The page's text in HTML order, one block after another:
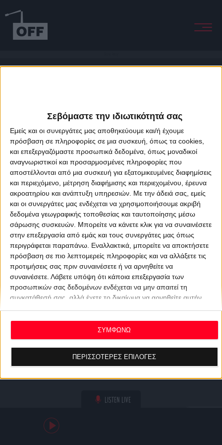
Σεβόμαστε την ιδιωτικότητά σας
Εμείς και οι συνεργάτες μας αποθηκεύουμε και/ή έχουμε
πρόσβαση σε πληροφορίες σε μια συσκευή, όπως τα cookies,
και επεξεργαζόμαστε προσωπικά δεδομένα, όπως μοναδικοί
αναγνωριστικοί και προσαρμοσμένες πληροφορίες που
αποστέλλονται από μια συσκευή για εξατομικευμένες διαφημίσεις
και περιεχόμενο, μέτρηση διαφήμισης και περιεχομένου, έρευνα
ακροατηρίου και ανάπτυξη υπηρεσιών. Με την άδειά σας, εμείς
και οι συνεργάτες μας ενδέχεται να χρησιμοποιήσουμε ακριβή
δεδομένα γεωγραφικής τοποθεσίας και ταυτοποίησης μέσω
σάρωσης συσκευών. Μπορείτε να κάνετε κλικ για να συναινέσετε
στην επεξεργασία από εμάς και τους συνεργάτες μας όπως
περιγράφεται παραπάνω. Εναλλακτικά, μπορείτε να αποκτήσετε
πρόσβαση σε πιο λεπτομερείς πληροφορίες και να αλλάξετε τις
προτιμήσεις σας πριν συναινέσετε ή να αρνηθείτε να
συναινέσετε. Λάβετε υπόψη ότι κάποια επεξεργασία των
προσωπικών σας δεδομένων ενδέχεται να μην απαιτεί τη
συγκατάθεσή σας, αλλά έχετε το δικαίωμα να αρνηθείτε αυτήν
ανακαλέσετε τη συγκατάθεσή σας ανά πάσα στιγμή
επιστρέφοντας σε αυτόν τον ιστότοπο και κάνοντας κλικ στο
κουμπί "Απορρήτου" στο κάτω μέρος της ιστοσελίδας.
ΠΕΡΙΣΣΟΤΕΡΕΣ ΕΠΙΛΟΓΕΣ
ΣΥΜΦΩΝΩ
LISTEN LIVE
About Offradio Business Class Terms & Conditions
Privacy Policy
Designed & developed byporcupine colors&Fotis Alexandrou